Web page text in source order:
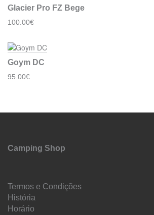
Glacier Pro FZ Bege
100.00€
Goym DC
95.00€
Camping Shop
Termos e Condições
História
Horário